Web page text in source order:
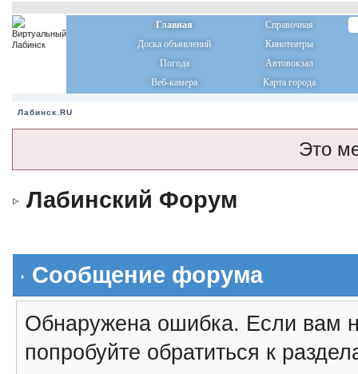
Главная
Справочная
Доска объявлений
Кинотеатры
Погода
Автовокзал
Веб-камера
Карта города
Лабинск.RU
Это
Лабинский Форум
Сообщение форума
Обнаружена ошибка. Если вам
попробуйте обратиться к